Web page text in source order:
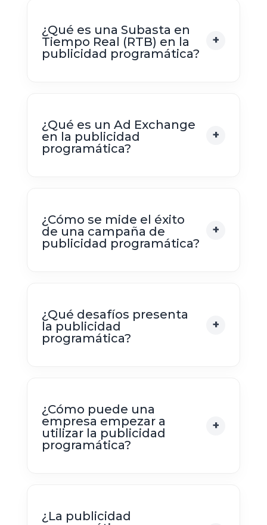
¿Qué es una Subasta en
Tiempo Real (RTB) en la
publicidad programática?
¿Qué es un Ad Exchange
en la publicidad
programática?
¿Cómo se mide el éxito
de una campaña de
publicidad programática?
¿Qué desafíos presenta
la publicidad
programática?
¿Cómo puede una
empresa empezar a
utilizar la publicidad
programática?
¿La publicidad